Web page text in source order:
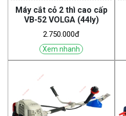
Máy cắt cỏ 2 thì cao cấp
VB-52 VOLGA (44ly)
2.750.000đ
Xem nhanh